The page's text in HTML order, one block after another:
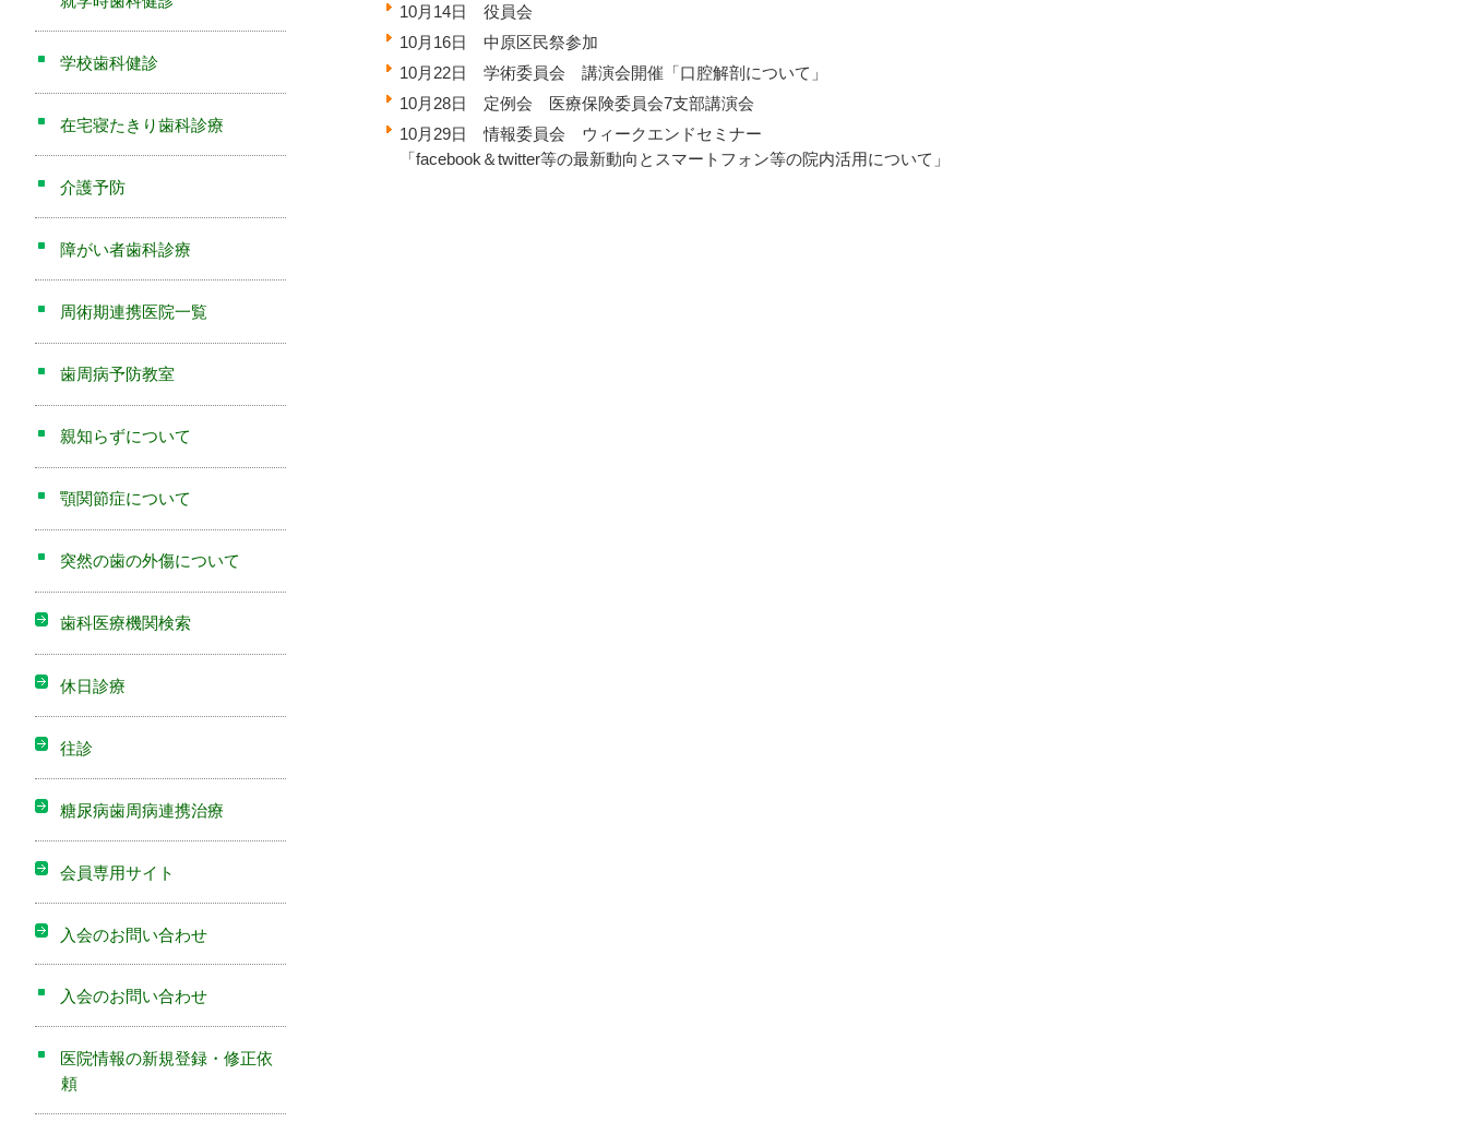
10月14日 役員会
10月16日 中原区民祭参加
10月22日 学術委員会 講演会開催「口腔解剖について」
10月28日 定例会 医療保険委員会7支部講演会
10月29日 情報委員会 ウィークエンドセミナー
「facebook＆twitter等の最新動向とスマートフォン等の院内活用について」
学校歯科健診
在宅寝たきり歯科診療
介護予防
障がい者歯科診療
周術期連携医院一覧
歯周病予防教室
親知らずについて
顎関節症について
突然の歯の外傷について
歯科医療機関検索
休日診療
往診
糖尿病歯周病連携治療
会員専用サイト
入会のお問い合わせ
入会のお問い合わせ
医院情報の新規登録・修正依
頼